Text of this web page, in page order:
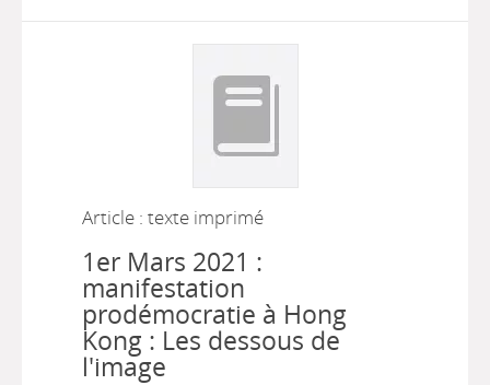
Article : texte imprimé
1er Mars 2021 :
manifestation
prodémocratie à Hong
Kong : Les dessous de
l'image